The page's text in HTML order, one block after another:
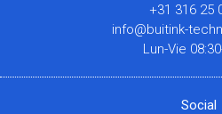
+31 316 25
info@buitink-
Lun-Vie
Social